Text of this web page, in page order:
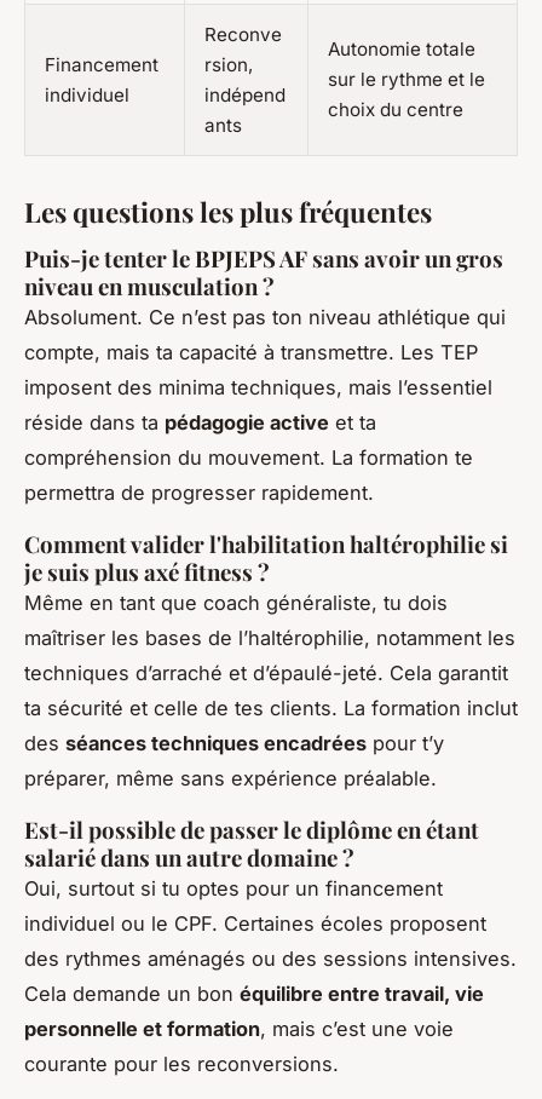
Financement
individuel
Reconve
rsion,
indépend
ants
Autonomie totale
sur le rythme et le
choix du centre
Les questions les plus fréquentes
Puis-je tenter le BPJEPS AF sans avoir un gros
niveau en musculation ?
Absolument. Ce n’est pas ton niveau athlétique qui
compte, mais ta capacité à transmettre. Les TEP
imposent des minima techniques, mais l’essentiel
réside dans ta pédagogie active et ta
compréhension du mouvement. La formation te
permettra de progresser rapidement.
Comment valider l'habilitation haltérophilie si
je suis plus axé fitness ?
Même en tant que coach généraliste, tu dois
maîtriser les bases de l’haltérophilie, notamment les
techniques d’arraché et d’épaulé-jeté. Cela garantit
ta sécurité et celle de tes clients. La formation inclut
des séances techniques encadrées pour t’y
préparer, même sans expérience préalable.
Est-il possible de passer le diplôme en étant
salarié dans un autre domaine ?
Oui, surtout si tu optes pour un financement
individuel ou le CPF. Certaines écoles proposent
des rythmes aménagés ou des sessions intensives.
Cela demande un bon équilibre entre travail, vie
personnelle et formation, mais c’est une voie
courante pour les reconversions.